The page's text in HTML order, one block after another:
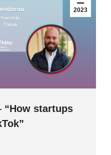
2023
“How startups